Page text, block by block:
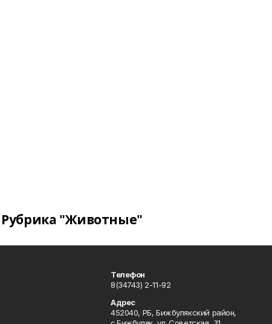
Рубрика "Животные"
Телефон
8(34743) 2-11-92
Адрес
452040, РБ, Бижбулякский район,